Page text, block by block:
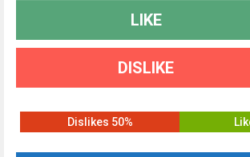
LIKE
DISLIKE
50% Dislikes